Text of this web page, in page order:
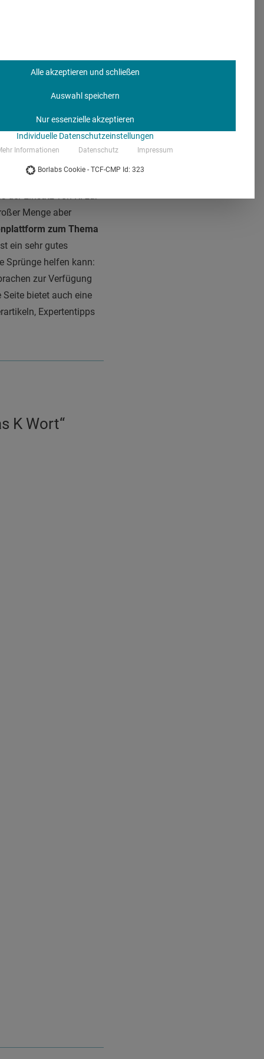
drängenden
finden
über
Kontrollenicht
KI hier in die Bresche
der Einsatz von KI zur
Menge aber
zum Thema
ein sehr gutes
Sprünge helfen kann:
zur Verfügung
bietet auch eine
Expertentipps
K Wort“
Alle akzeptieren und schließen
Auswahl speichern
Nur essenzielle akzeptieren
Individuelle Datenschutzeinstellungen
Informationen Datenschutz Impressum
Borlabs Cookie - TCF-CMP Id: 323